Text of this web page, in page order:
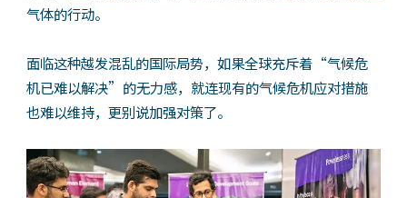
气体的行动。
面临这种越发混乱的国际局势，如果全球充斥着“气候危
机已难以解决”的无力感，就连现有的气候危机应对措施
也难以维持，更别说加强对策了。